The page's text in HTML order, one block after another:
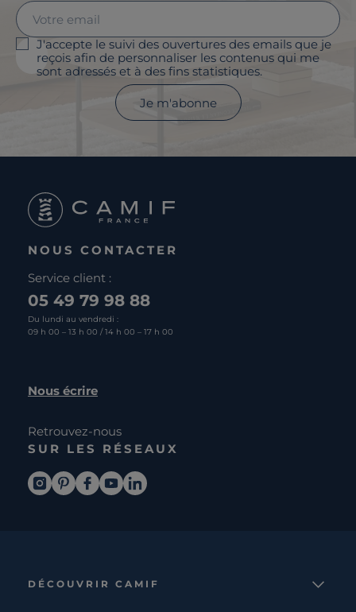
J'accepte le suivi des ouvertures des emails que je
reçois afin de personnaliser les contenus qui me
sont adressés et à des fins statistiques.
Je m'abonne
NOUS CONTACTER
Service client :
05 49 79 98 88
Du lundi au vendredi :
09 h 00 – 13 h 00 / 14 h 00 – 17 h 00
Nous écrire
Retrouvez-nous
SUR LES RÉSEAUX
DÉCOUVRIR CAMIF